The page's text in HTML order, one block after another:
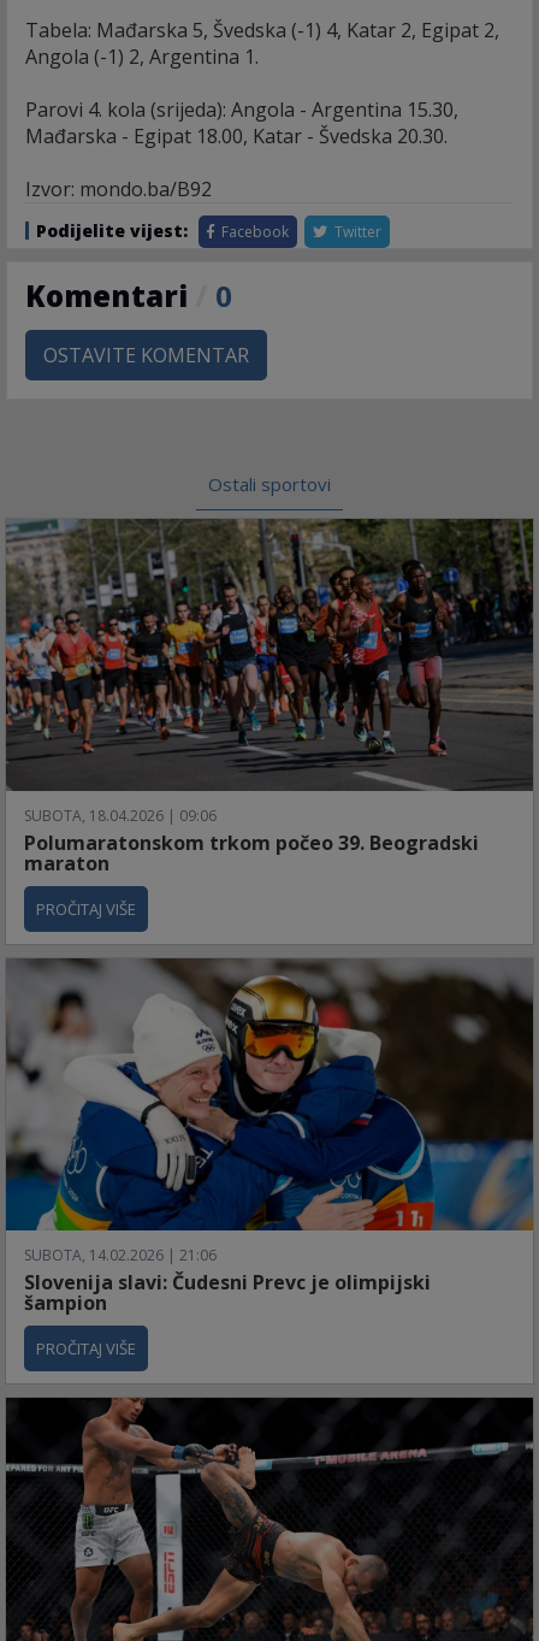
Tabela: Mađarska 5, Švedska (-1) 4, Katar 2, Egipat 2,
Angola (-1) 2, Argentina 1.
Parovi 4. kola (srijeda): Angola - Argentina 15.30,
Mađarska - Egipat 18.00, Katar - Švedska 20.30.
Izvor: mondo.ba/B92
Podijelite vijest: Facebook Twitter
Komentari 0
OSTAVITE KOMENTAR
Ostali sportovi
SUBOTA, 18.04.2026 | 09:06
Polumaratonskom trkom počeo 39. Beogradski
maraton
PROČITAJ VIŠE
SUBOTA, 14.02.2026 | 21:06
Slovenija slavi: Čudesni Prevc je olimpijski
šampion
PROČITAJ VIŠE